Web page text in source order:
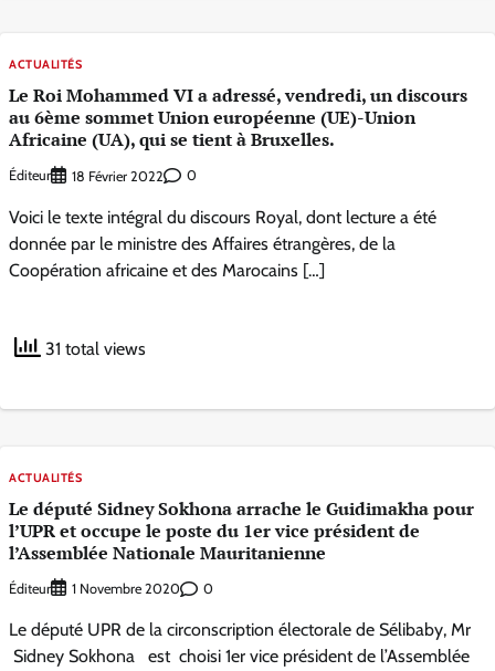
ACTUALITÉS
Le Roi Mohammed VI a adressé, vendredi, un discours
au 6ème sommet Union européenne (UE)-Union
Africaine (UA), qui se tient à Bruxelles.
Éditeur 18 Février 2022 0
Voici le texte intégral du discours Royal, dont lecture a été
donnée par le ministre des Affaires étrangères, de la
Coopération africaine et des Marocains […]
31 total views
ACTUALITÉS
Le député Sidney Sokhona arrache le Guidimakha pour
l’UPR et occupe le poste du 1er vice président de
l’Assemblée Nationale Mauritanienne
Éditeur 1 Novembre 2020 0
Le député UPR de la circonscription électorale de Sélibaby, Mr
Sidney Sokhona est choisi 1er vice président de l’Assemblée